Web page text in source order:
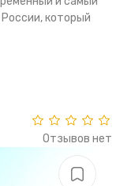
который
Отзывов нет